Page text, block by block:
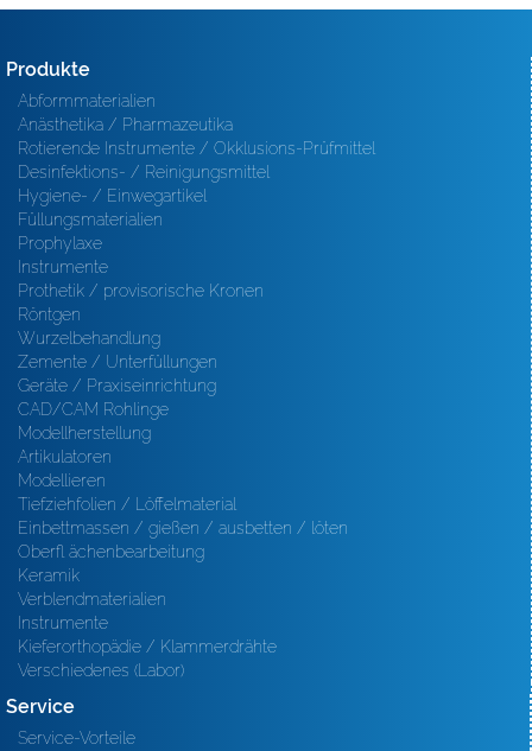
Produkte
Abformmaterialien
Anästhetika / Pharmazeutika
Rotierende Instrumente / Okklusions-Prüfmittel
Desinfektions- / Reinigungsmittel
Hygiene- / Einwegartikel
Füllungsmaterialien
Prophylaxe
Instrumente
Prothetik / provisorische Kronen
Röntgen
Wurzelbehandlung
Zemente / Unterfüllungen
Geräte / Praxiseinrichtung
CAD/CAM Rohlinge
Modellherstellung
Artikulatoren
Modellieren
Tiefziehfolien / Löffelmaterial
Einbettmassen / gießen / ausbetten / löten
Oberfl ächenbearbeitung
Keramik
Verblendmaterialien
Instrumente
Kieferorthopädie / Klammerdrähte
Verschiedenes (Labor)
Service
Service-Vorteile